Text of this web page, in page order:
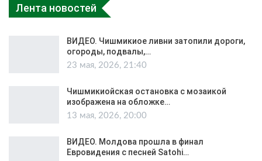
Лента новостей
ВИДЕО. Чишмикиое ливни затопили дороги,
огороды, подвалы,…
23 мая, 2026, 21:40
Чишмикиойская остановка с мозаикой
изображена на обложке…
13 мая, 2026, 20:00
ВИДЕО. Молдова прошла в финал
Евровидения с песней Satohi…